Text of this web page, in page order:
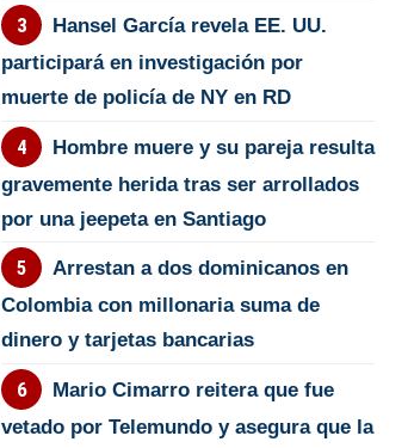
Hansel García revela EE. UU.
participará en investigación por
muerte de policía de NY en RD
Hombre muere y su pareja resulta
gravemente herida tras ser arrollados
por una jeepeta en Santiago
Arrestan a dos dominicanos en
Colombia con millonaria suma de
dinero y tarjetas bancarias
Mario Cimarro reitera que fue
vetado por Telemundo y asegura que la